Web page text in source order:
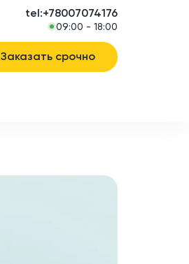
tel:+78007074176
09:00 - 18:00
Заказать срочно